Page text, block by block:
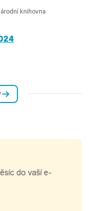
knihovna
do vaší e-